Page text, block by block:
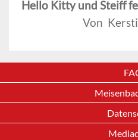
Hello Kitty und Steiff
Von